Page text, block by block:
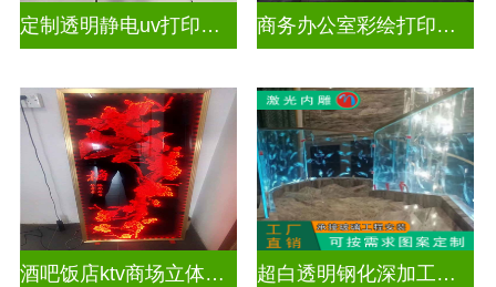
定制透明静电uv打印玻璃 商务办公室彩绘打印玻璃
酒吧饭店ktv商场立体激光内雕屏风 超白透明钢化深加工激光内雕精雕